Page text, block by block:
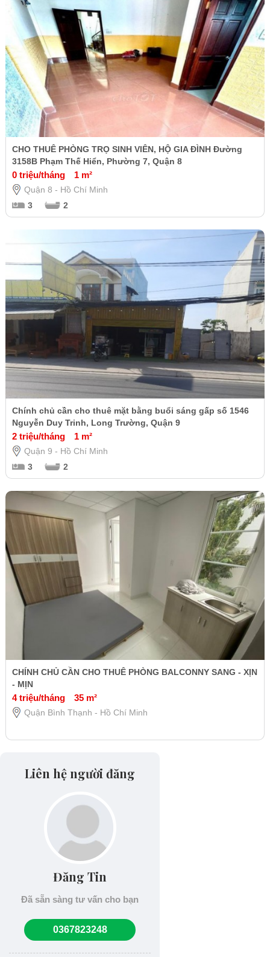
CHO THUÊ PHÒNG TRỌ SINH VIÊN, HỘ GIA ĐÌNH Đường
3158B Phạm Thế Hiển, Phường 7, Quận 8
0 triệu/tháng 1 m²
Quận 8 - Hồ Chí Minh
3
2
Chính chủ cần cho thuê mặt bằng buổi sáng gấp số 1546
Nguyễn Duy Trinh, Long Trường, Quận 9
2 triệu/tháng 1 m²
Quận 9 - Hồ Chí Minh
3
2
CHÍNH CHỦ CẦN CHO THUÊ PHÒNG BALCONNY SANG - XỊN
- MỊN
4 triệu/tháng 35 m²
Quận Bình Thạnh - Hồ Chí Minh
Liên hệ người đăng
Đăng Tin
Đã sẵn sàng tư vấn cho bạn
0367823248